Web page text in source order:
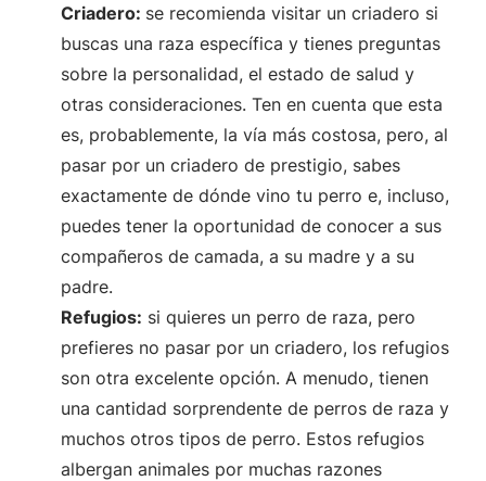
Criadero: se recomienda visitar un criadero si
buscas una raza específica y tienes preguntas
sobre la personalidad, el estado de salud y
otras consideraciones. Ten en cuenta que esta
es, probablemente, la vía más costosa, pero, al
pasar por un criadero de prestigio, sabes
exactamente de dónde vino tu perro e, incluso,
puedes tener la oportunidad de conocer a sus
compañeros de camada, a su madre y a su
padre.
Refugios: si quieres un perro de raza, pero
prefieres no pasar por un criadero, los refugios
son otra excelente opción. A menudo, tienen
una cantidad sorprendente de perros de raza y
muchos otros tipos de perro. Estos refugios
albergan animales por muchas razones